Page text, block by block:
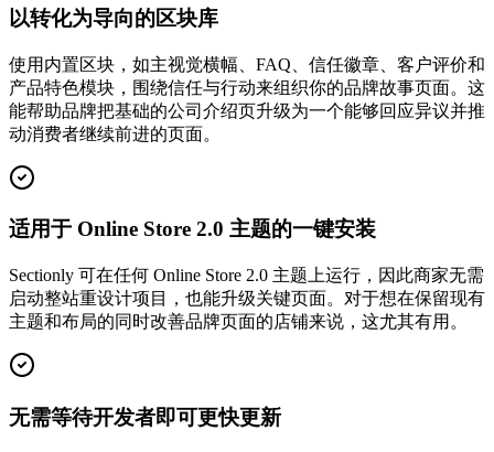
以转化为导向的区块库
使用内置区块，如主视觉横幅、FAQ、信任徽章、客户评价和
产品特色模块，围绕信任与行动来组织你的品牌故事页面。这
能帮助品牌把基础的公司介绍页升级为一个能够回应异议并推
动消费者继续前进的页面。
适用于 Online Store 2.0 主题的一键安装
Sectionly 可在任何 Online Store 2.0 主题上运行，因此商家无需
启动整站重设计项目，也能升级关键页面。对于想在保留现有
主题和布局的同时改善品牌页面的店铺来说，这尤其有用。
无需等待开发者即可更快更新